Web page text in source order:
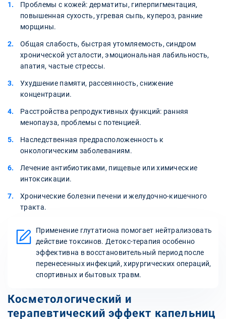
Проблемы с кожей: дерматиты, гиперпигментация,
повышенная сухость, угревая сыпь, купероз, ранние
морщины.
Общая слабость, быстрая утомляемость, синдром
хронической усталости, эмоциональная лабильность,
апатия, частые стрессы.
Ухудшение памяти, рассеянность, снижение
концентрации.
Расстройства репродуктивных функций: ранняя
менопауза, проблемы с потенцией.
Наследственная предрасположенность к
онкологическим заболеваниям.
Лечение антибиотиками, пищевые или химические
интоксикации.
Хронические болезни печени и желудочно-кишечного
тракта.
Применение глутатиона помогает нейтрализовать
действие токсинов. Детокс-терапия особенно
эффективна в восстановительный период после
перенесенных инфекций, хирургических операций,
спортивных и бытовых травм.
Косметологический и
терапевтический эффект капельниц